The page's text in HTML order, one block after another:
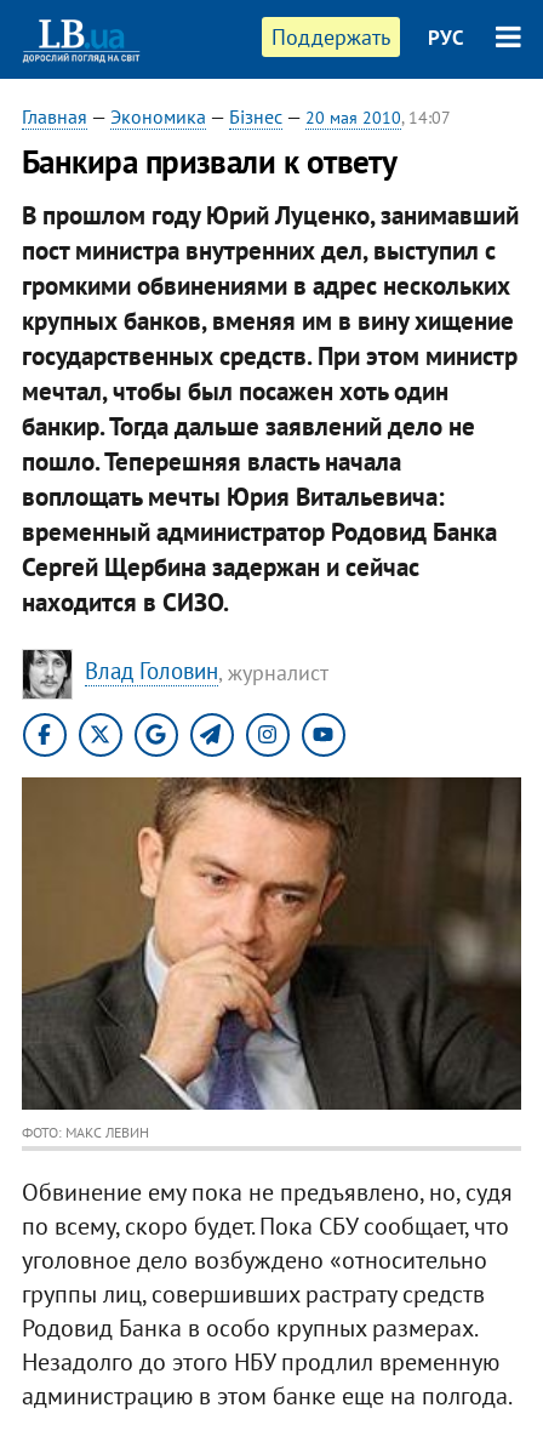
Поддержать РУС
Главная — Экономика — Бізнес— 20 мая 2010, 14:07
Банкира призвали к ответу
В прошлом году Юрий Луценко, занимавший
пост министра внутренних дел, выступил с
громкими обвинениями в адрес нескольких
крупных банков, вменяя им в вину хищение
государственных средств. При этом министр
мечтал, чтобы был посажен хоть один
банкир. Тогда дальше заявлений дело не
пошло. Теперешняя власть начала
воплощать мечты Юрия Витальевича:
временный администратор Родовид Банка
Сергей Щербина задержан и сейчас
находится в СИЗО.
Влад Головин, журналист
ФОТО: МАКС ЛЕВИН
Обвинение ему пока не предъявлено, но, судя
по всему, скоро будет. Пока СБУ сообщает, что
уголовное дело возбуждено «относительно
группы лиц, совершивших растрату средств
Родовид Банка в особо крупных размерах.
Незадолго до этого НБУ продлил временную
администрацию в этом банке еще на полгода.